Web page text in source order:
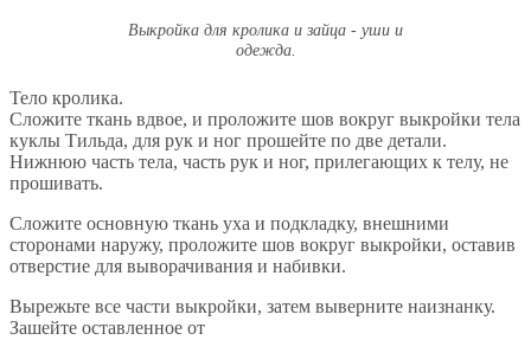
Выкройка для кролика и зайца - уши и
одежда.
Тело кролика.
Сложите ткань вдвое, и проложите шов вокруг выкройки тела
куклы Тильда, для рук и ног прошейте по две детали.
Нижнюю часть тела, часть рук и ног, прилегающих к телу, не
прошивать.
Сложите основную ткань уха и подкладку, внешними
сторонами наружу, проложите шов вокруг выкройки, оставив
отверстие для выворачивания и набивки.
Вырежьте все части выкройки, затем выверните наизнанку.
Зашейте оставленное от